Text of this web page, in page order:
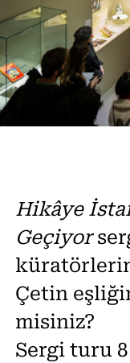
Hikâye
Geçiyor
Çetin
misiniz?
Sergi turu